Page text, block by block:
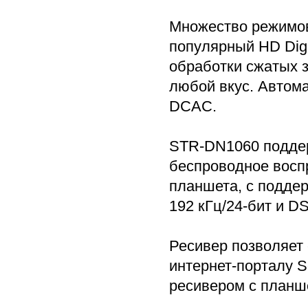
Множество
популярный HD
обработки сжатых
любой вкус.
DCAC.
STR-DN1060
беспроводное
планшета, с
192 кГц/24-бит и
Ресивер
интернет-порталу
ресивером с